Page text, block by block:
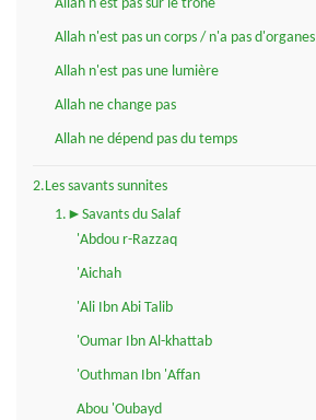
Allah n'est pas sur le trône
Allah n'est pas un corps / n'a pas d'organes
Allah n'est pas une lumière
Allah ne change pas
Allah ne dépend pas du temps
2.Les savants sunnites
1.►Savants du Salaf
'Abdou r-Razzaq
'Aichah
'Ali Ibn Abi Talib
'Oumar Ibn Al-khattab
'Outhman Ibn 'Affan
Abou 'Oubayd